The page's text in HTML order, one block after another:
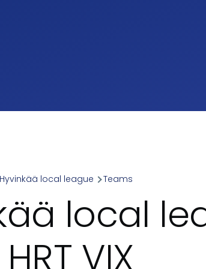
Hyvinkää local league Teams
local
VIX